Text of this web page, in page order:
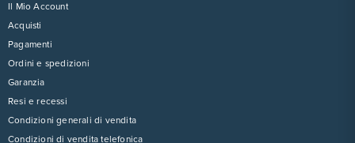
Il Mio Account
Acquisti
Pagamenti
Ordini e spedizioni
Garanzia
Resi e recessi
Condizioni generali di vendita
Condizioni di vendita telefonica